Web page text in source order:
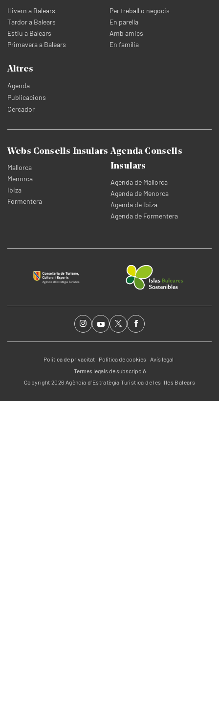
Hivern a Balears
Tardor a Balears
Estiu a Balears
Primavera a Balears
Per treball o negocis
En parella
Amb amics
En família
Altres
Agenda
Publicacions
Cercador
Webs Consells Insulars
Mallorca
Menorca
Ibiza
Formentera
Agenda Consells
Insulars
Agenda de Mallorca
Agenda de Menorca
Agenda de Ibiza
Agenda de Formentera
Política de privacitat Política de cookies
Avís legal
Termes legals de subscripció
Copyright 2026 Agència d’Estratègia Turística de les Illes Balears